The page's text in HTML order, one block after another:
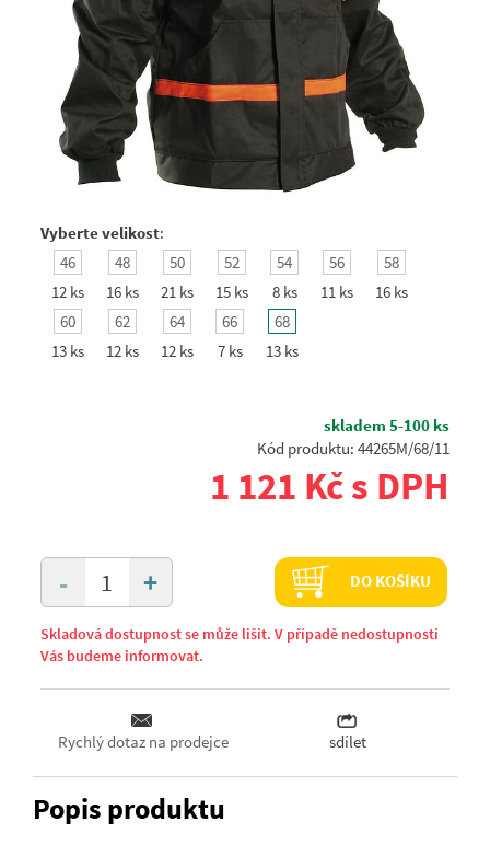
Vyberte velikost:
46
12 ks
48
16 ks
50
21 ks
52
15 ks
54
8 ks
56
11 ks
58
16 ks
60
13 ks
62
12 ks
64
12 ks
66
7 ks
68
13 ks
skladem 5-100 ks
Kód produktu: 44265M/68/11
1 121 Kč s DPH
+
- DO KOŠÍKU
Skladová dostupnost se může lišit. V případě nedostupnosti
Vás budeme informovat.
Rychlý dotaz na prodejce sdílet
Popis produktu